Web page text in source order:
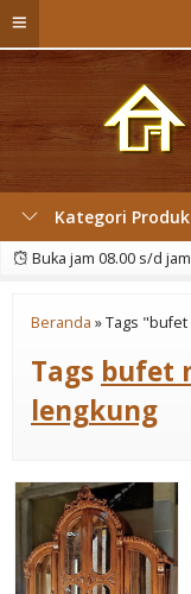
Kategori Produk
Buka jam 08.00 s/d
Beranda »Tags
Tags bufet
lengkung